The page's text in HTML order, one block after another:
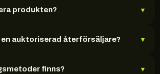
produkten? ▾
auktoriserad återförsäljare? ▾
finns? ▾